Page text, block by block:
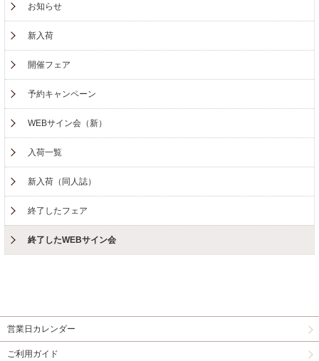
お知らせ
新入荷
開催フェア
予約キャンペーン
WEBサイン会（新）
入荷一覧
新入荷（同人誌）
終了したフェア
終了したWEBサイン会
営業日カレンダー
ご利用ガイド